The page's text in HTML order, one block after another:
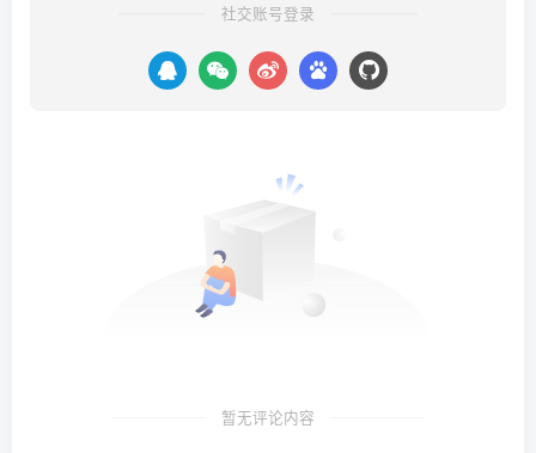
社交账号登录
暂无评论内容